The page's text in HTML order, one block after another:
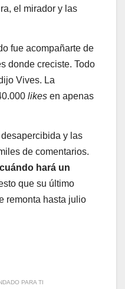
el mirador y las
fue acompañarte de
donde creciste. Todo
Vives. La
likes en apenas
y las
de comentarios.
cuándo hará un
que su último
remonta hasta julio
PARA TI